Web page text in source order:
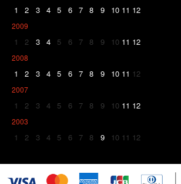
1 2 3 4 5 6 7 8 9 10 11 12
2009
1 2 3 4 5 6 7 8 9 10 11 12
2008
1 2 3 4 5 6 7 8 9 10 11 12
2007
1 2 3 4 5 6 7 8 9 10 11 12
2003
1 2 3 4 5 6 7 8 9 10 11 12